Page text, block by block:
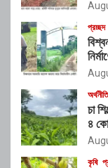
প্রচ্ছদ
অর্থনীতি
চা
৪
কৃষি